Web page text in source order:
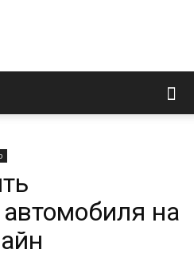
Официальный
газеты
на